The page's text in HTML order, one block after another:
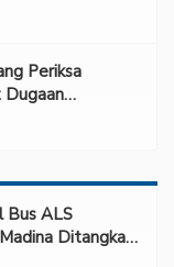
Periksa
Bus ALS
Ditangkap